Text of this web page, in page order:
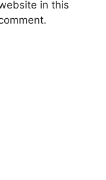
in this